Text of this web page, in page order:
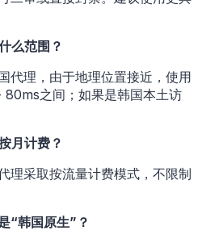
么范围？
代理，由于地理位置接近，使用
之间；如果是韩国本土访
月计费？
理采取按流量计费模式，不限制
“韩国原生”？